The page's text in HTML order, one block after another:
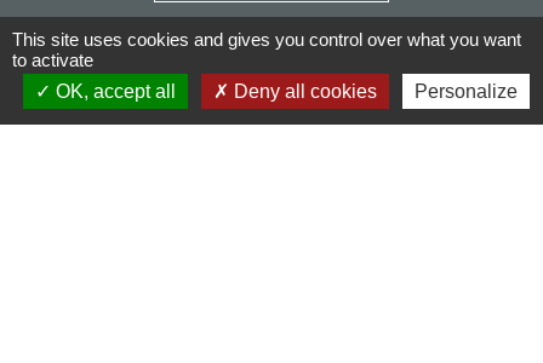
Horaires d'ouverture
Après-midi et samedi matin sur rendez-vous
mairie@moutiers.bzh
This site uses cookies and gives you control over what you want
to activate
OK, accept all
Deny all cookies Personalize